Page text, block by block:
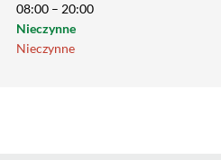
08:00 – 20:00
Nieczynne
Nieczynne